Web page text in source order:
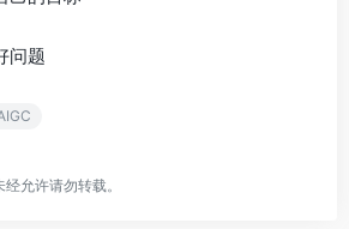
问题
允许请勿转载。